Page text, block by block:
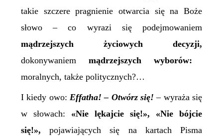
takie szczere pragnienie otwarcia się na Boże
słowo –co wyrazi się podejmowaniem
mądrzejszychżyciowych decyzji,
dokonywaniem
mądrzejszych wyborów:
moralnych, także politycznych?…
I kiedy owo: Effatha! – Otwórz się!– wyraża się
w słowach: «Nie lękajcie się!», «Nie bójcie
się!», pojawiających się na kartach Pisma